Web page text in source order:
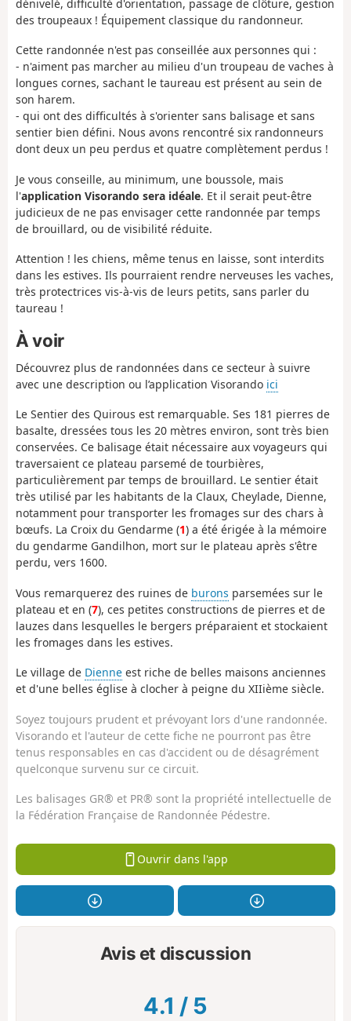
dénivelé, difficulté d'orientation, passage de clôture, gestion
des troupeaux ! Équipement classique du randonneur.
Cette randonnée n'est pas conseillée aux personnes qui :
- n'aiment pas marcher au milieu d'un troupeau de vaches à
longues cornes, sachant le taureau est présent au sein de
son harem.
- qui ont des difficultés à s'orienter sans balisage et sans
sentier bien défini. Nous avons rencontré six randonneurs
dont deux un peu perdus et quatre complètement perdus !
Je vous conseille, au minimum, une boussole, mais
l'application Visorando sera idéale. Et il serait peut-être
judicieux de ne pas envisager cette randonnée par temps
de brouillard, ou de visibilité réduite.
Attention ! les chiens, même tenus en laisse, sont interdits
dans les estives. Ils pourraient rendre nerveuses les vaches,
très protectrices vis-à-vis de leurs petits, sans parler du
taureau !
À voir
Découvrez plus de randonnées dans ce secteur à suivre
avec une description ou l’application Visorando ici
Le Sentier des Quirous est remarquable. Ses 181 pierres de
basalte, dressées tous les 20 mètres environ, sont très bien
conservées. Ce balisage était nécessaire aux voyageurs qui
traversaient ce plateau parsemé de tourbières,
particulièrement par temps de brouillard. Le sentier était
très utilisé par les habitants de la Claux, Cheylade, Dienne,
notamment pour transporter les fromages sur des chars à
bœufs. La Croix du Gendarme (1) a été érigée à la mémoire
du gendarme Gandilhon, mort sur le plateau après s'être
perdu, vers 1600.
Vous remarquerez des ruines de burons parsemées sur le
plateau et en (7), ces petites constructions de pierres et de
lauzes dans lesquelles le bergers préparaient et stockaient
les fromages dans les estives.
Le village de Dienne est riche de belles maisons anciennes
et d'une belles église à clocher à peigne du XIIième siècle.
Soyez toujours prudent et prévoyant lors d'une randonnée.
Visorando et l'auteur de cette fiche ne pourront pas être
tenus responsables en cas d'accident ou de désagrément
quelconque survenu sur ce circuit.
Les balisages GR® et PR® sont la propriété intellectuelle de
la Fédération Française de Randonnée Pédestre.
Ouvrir dans l'app
Avis et discussion
4.1 / 5